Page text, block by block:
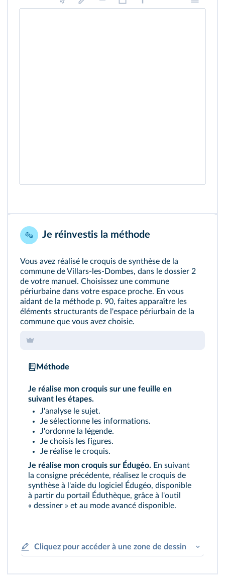
Je réinvestis la méthode
Vous avez réalisé le croquis de synthèse de la
commune de Villars‑les‑Dombes, dans le dossier 2
de votre manuel. Choisissez une commune
périurbaine dans votre espace proche. En vous
aidant de la méthode p. 90, faites apparaître les
éléments structurants de l'espace périurbain de la
commune que vous avez choisie.
Méthode
Je réalise mon croquis sur une feuille en
suivant les étapes.
J'analyse le sujet.
Je sélectionne les informations.
J'ordonne la légende.
Je choisis les figures.
Je réalise le croquis.
Je réalise mon croquis sur Édugéo. En suivant
la consigne précédente, réalisez le croquis de
synthèse à l'aide du logiciel Édugéo, disponible
à partir du portail Éduthèque, grâce à l'outil
« dessiner » et au mode avancé disponible.
Cliquez pour accéder à une zone de dessin